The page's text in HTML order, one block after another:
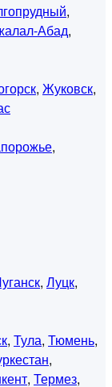
,
Абад,
, Жуковск,
,
, Луцк,
, Тула, Тюмень,
,
, Термез,